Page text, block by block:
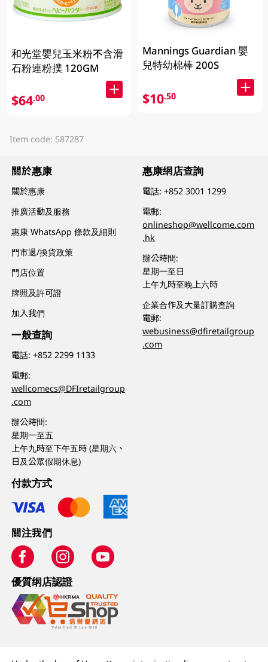
和光堂嬰兒玉米粉不含滑
石粉連粉撲 120GM
$64.00
Mannings Guardian 嬰
兒特幼棉棒 200S
$10.50
Item code: 587287
關於惠康
關於惠康
推廣活動及服務
惠康 WhatsApp 條款及細則
門市退/換貨政策
門店位置
牌照及許可證
加入我們
一般查詢
電話:+852 2299 1133
電郵:
wellcomecs@DFIretailgroup
.com
辦公時間:
星期一至五
上午九時至下午五時 (星期六、
日及公眾假期休息)
惠康網店查詢
電話:+852 3001 1299
電郵:
onlineshop@wellcome.com
.hk
辦公時間:
星期一至日
上午九時至晚上六時
企業合作及大量訂購查詢
電郵:
webusiness@dfiretailgroup
.com
付款方式
關注我們
優質纲店認證